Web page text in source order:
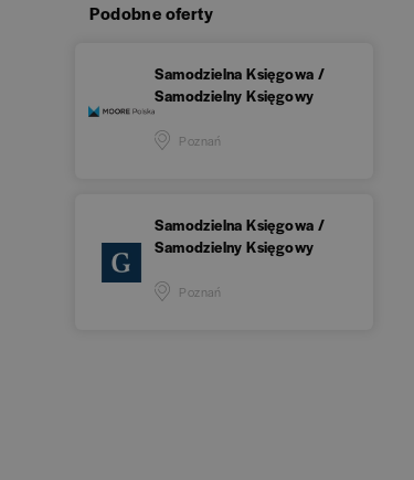
Podobne oferty
Samodzielna Księgowa /
Samodzielny Księgowy
Poznań
Samodzielna Księgowa /
Samodzielny Księgowy
Poznań